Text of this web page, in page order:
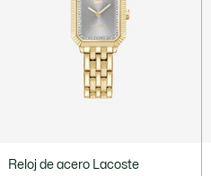
Reloj de acero Lacoste